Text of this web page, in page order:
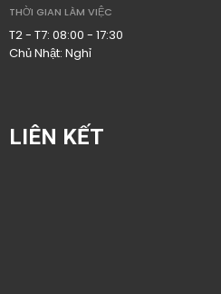
THỜI GIAN LÀM VIỆC
T2 - T7: 08:00 - 17:30
Chủ Nhật: Nghỉ
LIÊN KẾT